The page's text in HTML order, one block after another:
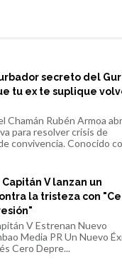
secreto del
tu ex te suplique
Chamán Rubén Armoa
para resolver crisis de
convivencia. Conocido
V lanzan un
la tristeza con
V Estrenan Nuevo
Media PR Un Nuevo
Cero Depre...